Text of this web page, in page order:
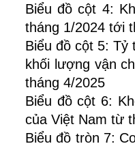
Biểu đồ cột 4:
tháng 1/2024 tới
Biểu đồ cột 5:
khối lượng vận
tháng 4/2025
Biểu đồ cột 6:
của Việt Nam từ
Biểu đồ tròn 7: